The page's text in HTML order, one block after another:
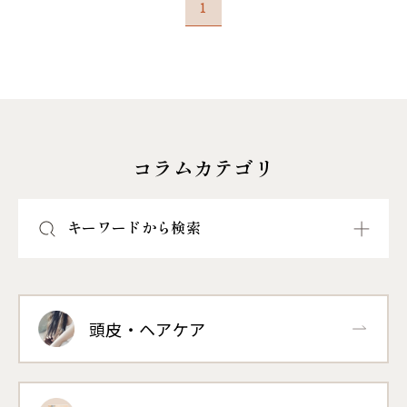
1
コラムカテゴリ
キーワードから検索
頭皮・ヘアケア